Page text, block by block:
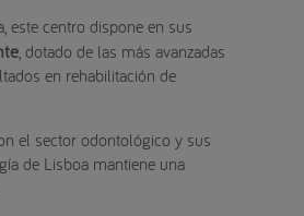
este centro dispone en sus
, dotado de las más avanzadas
en rehabilitación de
el sector odontológico y sus
de Lisboa mantiene una